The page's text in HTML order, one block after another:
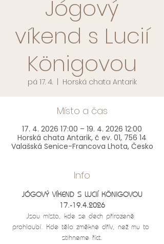
Jógový
víkend s Lucií
Königovou
pá 17. 4.
  |
Horská chata Antarik
Místo a čas
17. 4. 2026 17:00 – 19. 4. 2026 12:00
Horská chata Antarik, č ev. 01, 756 14
Valašská Senice-Francova Lhota, Česko
Info
JÓGOVÝ VÍKEND S LUCIÍ KÖNIGOVOU
17.-19.4.2026
Jsou místa, kde se dech přirozeně
prohloubí. Kde tělo změkne dřív, než mu to
stihneme říct.